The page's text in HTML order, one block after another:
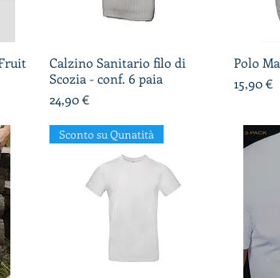
Vista rapida
Calzino Sanitario filo di
Scozia - conf. 6 paia
Prezzo
24,90 €
Polo
Prezzo
15,90 €
Sconto su Qunatità